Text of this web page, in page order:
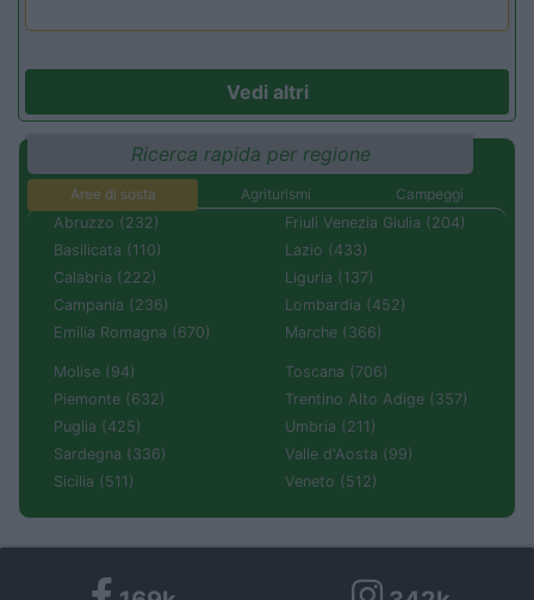
Vedi altri
Ricerca rapida per regione
Aree di sosta Agriturismi
Campeggi
Abruzzo (232)
Basilicata (110)
Calabria (222)
Campania (236)
Emilia Romagna (670)
Friuli Venezia Giulia (204)
Lazio (433)
Liguria (137)
Lombardia (452)
Marche (366)
Molise (94)
Piemonte (632)
Puglia (425)
Sardegna (336)
Sicilia (511)
Toscana (706)
Trentino Alto Adige (357)
Umbria (211)
Valle d'Aosta (99)
Veneto (512)